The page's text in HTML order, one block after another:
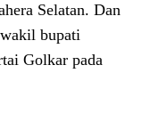
Selatan. Dan
bupati
Golkar pada